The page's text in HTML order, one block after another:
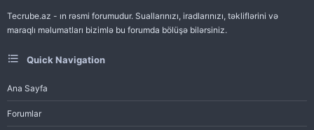
Tecrube.az - ın rəsmi forumudur. Suallarınızı, iradlarınızı, təkliflərini və
maraqlı məlumatları bizimlə bu forumda bölüşə bilərsiniz.
Quick Navigation
Ana Sayfa
Forumlar